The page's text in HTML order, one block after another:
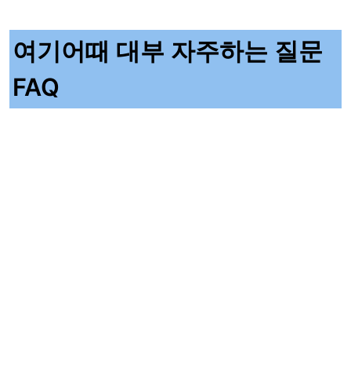
여기어때 대부 자주하는 질문
FAQ